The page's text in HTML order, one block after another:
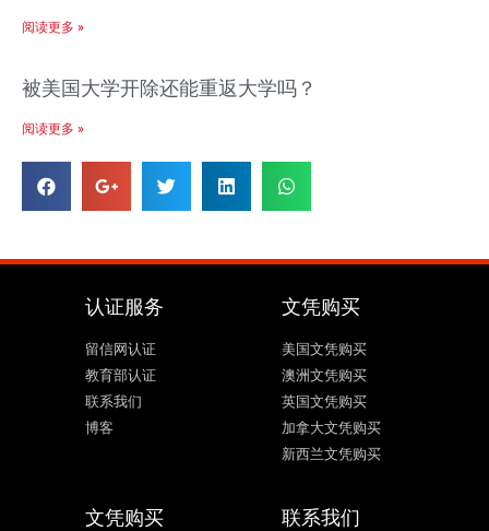
阅读更多 »
被美国大学开除还能重返大学吗？
阅读更多 »
认证服务
留信网认证
教育部认证
联系我们
博客
文凭购买
美国文凭购买
澳洲文凭购买
英国文凭购买
加拿大文凭购买
新西兰文凭购买
文凭购买 联系我们